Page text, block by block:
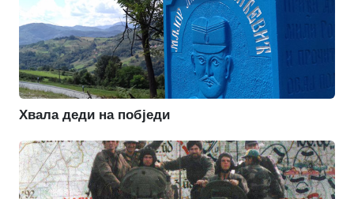
Хвала деди на побједи